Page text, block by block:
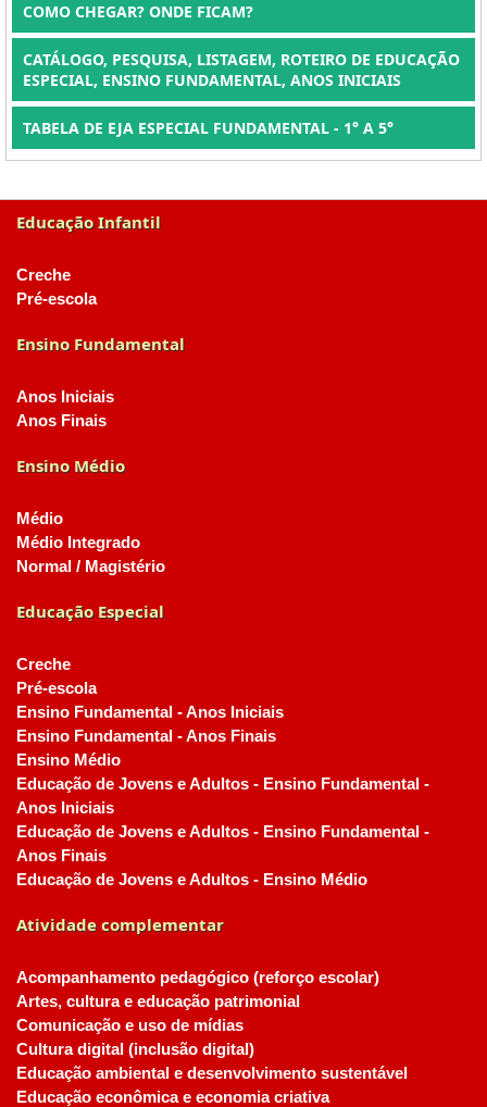
COMO CHEGAR? ONDE FICAM?
CATÁLOGO, PESQUISA, LISTAGEM, ROTEIRO DE EDUCAÇÃO
ESPECIAL, ENSINO FUNDAMENTAL, ANOS INICIAIS
TABELA DE EJA ESPECIAL FUNDAMENTAL - 1° A 5°
Educação Infantil
Creche
Pré-escola
Ensino Fundamental
Anos Iniciais
Anos Finais
Ensino Médio
Médio
Médio Integrado
Normal / Magistério
Educação Especial
Creche
Pré-escola
Ensino Fundamental - Anos Iniciais
Ensino Fundamental - Anos Finais
Ensino Médio
Educação de Jovens e Adultos - Ensino Fundamental -
Anos Iniciais
Educação de Jovens e Adultos - Ensino Fundamental -
Anos Finais
Educação de Jovens e Adultos - Ensino Médio
Atividade complementar
Acompanhamento pedagógico (reforço escolar)
Artes, cultura e educação patrimonial
Comunicação e uso de mídias
Cultura digital (inclusão digital)
Educação ambiental e desenvolvimento sustentável
Educação econômica e economia criativa